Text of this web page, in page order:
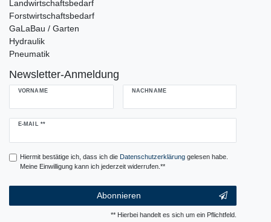
Landwirtschaftsbedarf
Forstwirtschaftsbedarf
GaLaBau / Garten
Hydraulik
Pneumatik
Newsletter-Anmeldung
VORNAME NACHNAME
E-MAIL **
Newsletter
Hiermit bestätige ich, dass ich die Daten­schutz­erklärunggelesen habe.
Meine Einwilligung kann ich jederzeit widerrufen.**
Abonnieren
** Hierbei handelt es sich um ein Pflichtfeld.